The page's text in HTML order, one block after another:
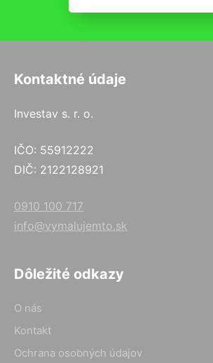
Kontaktné údaje
Investav s. r. o.
IČO: 55912222
DIČ: 2122128921
0910 100 717
info@vymalujemto.sk
Dôležité odkazy
O nás
Kontakt
Ochrana osobných údajov